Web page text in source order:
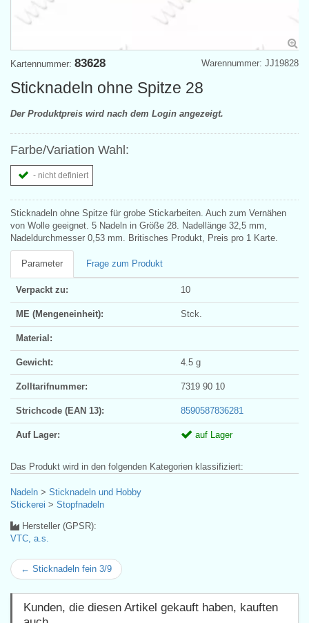
Warennummer: JJ19828
Kartennummer: 83628
Sticknadeln ohne Spitze 28
Der Produktpreis wird nach dem Login angezeigt.
Farbe/Variation Wahl:
- nicht definiert
Sticknadeln ohne Spitze für grobe Stickarbeiten. Auch zum Vernähen
von Wolle geeignet. 5 Nadeln in Größe 28. Nadellänge 32,5 mm,
Nadeldurchmesser 0,53 mm. Britisches Produkt, Preis pro 1 Karte.
Parameter Frage zum Produkt
Verpackt zu: 10
ME (Mengeneinheit): Stck.
Material:
Gewicht: 4.5 g
Zolltarifnummer: 7319 90 10
Strichcode (EAN 13): 8590587836281
Auf Lager: auf Lager
Das Produkt wird in den folgenden Kategorien klassifiziert:
Nadeln > Sticknadeln und Hobby
Stickerei > Stopfnadeln
Hersteller (GPSR):
VTC, a.s.
← Sticknadeln fein 3/9
Kunden, die diesen Artikel gekauft haben, kauften